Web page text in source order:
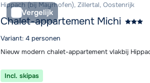
Vergelijk
Hippach (bij Mayrhofen), Zillertal, Oostenrijk
Chalet-appartement Michi
Variant: 4 personen
Nieuw modern chalet-appartement vlakbij
Incl. skipas